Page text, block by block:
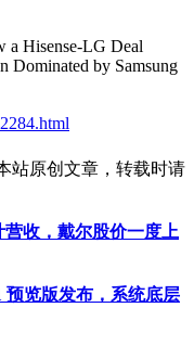
a Hisense-LG Deal
Dominated by Samsung
站原创文章，转载时请
收，戴尔股价一度上
预览版发布，系统底层